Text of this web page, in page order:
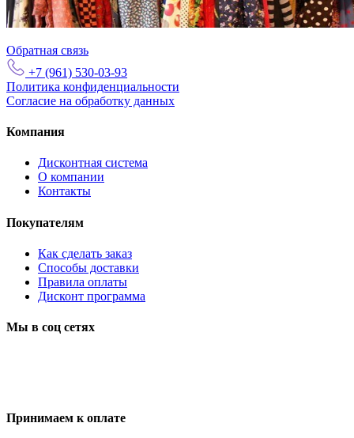
Обратная связь
+7 (961) 530-03-93
Политика конфиденциальности
Согласие на обработку данных
Компания
Дисконтная система
О компании
Контакты
Покупателям
Как сделать заказ
Способы доставки
Правила оплаты
Дисконт программа
Мы в соц сетях
Принимаем к оплате